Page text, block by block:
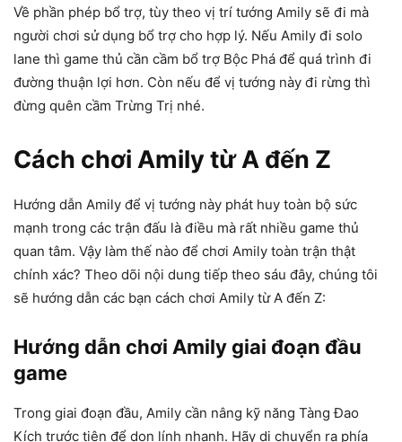
Về phần phép bổ trợ, tùy theo vị trí tướng Amily sẽ đi mà
người chơi sử dụng bổ trợ cho hợp lý. Nếu Amily đi solo
lane thì game thủ cần cầm bổ trợ Bộc Phá để quá trình đi
đường thuận lợi hơn. Còn nếu để vị tướng này đi rừng thì
đừng quên cầm Trừng Trị nhé.
Cách chơi Amily từ A đến Z
Hướng dẫn Amily để vị tướng này phát huy toàn bộ sức
mạnh trong các trận đấu là điều mà rất nhiều game thủ
quan tâm. Vậy làm thế nào để chơi Amily toàn trận thật
chính xác? Theo dõi nội dung tiếp theo sáu đây, chúng tôi
sẽ hướng dẫn các bạn cách chơi Amily từ A đến Z:
Hướng dẫn chơi Amily giai đoạn đầu
game
Trong giai đoạn đầu, Amily cần nâng kỹ năng Tàng Đao
Kích trước tiên để dọn lính nhanh. Hãy di chuyển ra phía